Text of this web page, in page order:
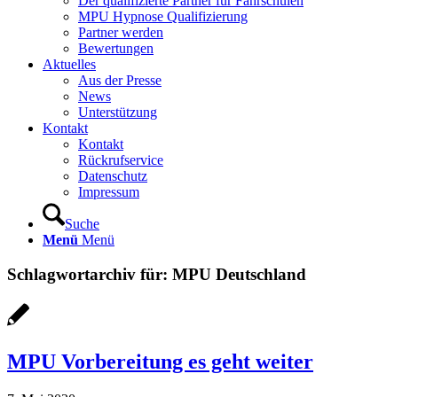
MPU Hypnose Qualifizierung
Partner werden
Bewertungen
Aktuelles
Aus der Presse
News
Unterstützung
Kontakt
Kontakt
Rückrufservice
Datenschutz
Impressum
Suche
Menü Menü
Schlagwortarchiv für: MPU Deutschland
MPU Vorbereitung es geht weiter